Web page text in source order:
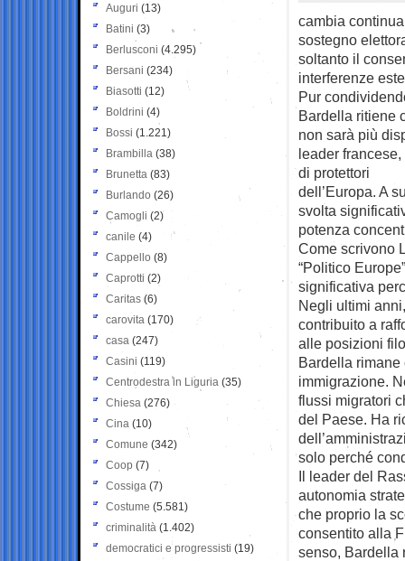
cambia
sostegno
soltanto il
interferenze
Pur
Bardella ritiene
non sarà più
leader
di protettori
dell’Europa. A
svolta
potenza
Come scrivono
“Politico
significativa
Negli ultimi
contribuito a
alle posizioni
Bardella
immigrazione.
flussi migratori
del Paese. Ha
solo perché
Il leader del
autonomia
che proprio la
consentito alla
senso, Bardella
Auguri (13)
Batini (3)
Berlusconi (4.295)
Bersani (234)
Biasotti (12)
Boldrini (4)
Bossi (1.221)
Brambilla (38)
Brunetta (83)
Burlando (26)
Camogli (2)
canile (4)
Cappello (8)
Caprotti (2)
Caritas (6)
carovita (170)
casa (247)
Casini (119)
Centrodestra in Liguria (35)
Chiesa (276)
Cina (10)
Comune (342)
Coop (7)
Cossiga (7)
Costume (5.581)
criminalità (1.402)
democratici e progressisti (19)